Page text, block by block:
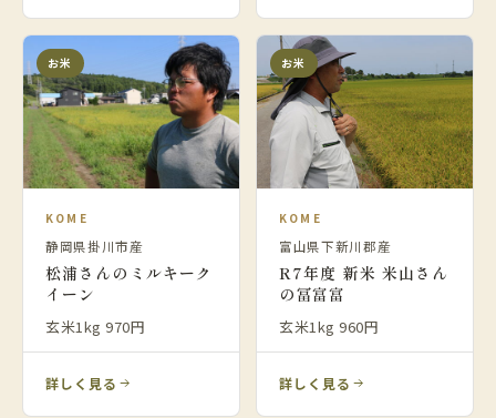
お米
KOME
静岡県掛川市産
松浦さんのミルキーク
イーン
玄米1kg 970円
詳しく見る
お米
KOME
富山県下新川郡産
R7年度 新米 米山さん
の冨富富
玄米1kg 960円
詳しく見る